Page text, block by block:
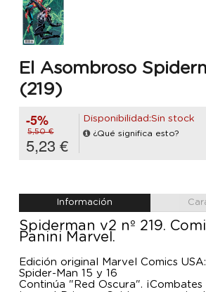
El Asombroso
(219)
-5%
5,50 €
5,23 €
Disponibilidad:Sin stock
¿Qué significa esto?
Información
Spiderman v2 nº 219.
Panini Marvel.
Edición original Marvel Comics
Spider-Man 15 y 16
Continúa "Red Oscura". ¡Combates